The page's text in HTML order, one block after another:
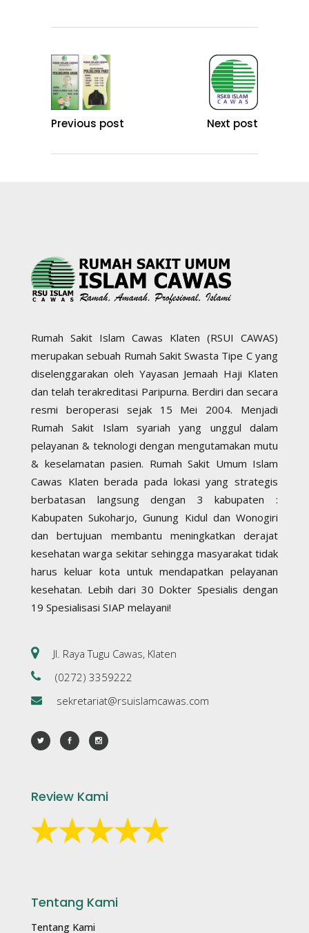
Previous post Next post
Rumah Sakit Islam Cawas Klaten (RSUI CAWAS)
merupakan sebuah Rumah Sakit Swasta Tipe C yang
diselenggarakan oleh Yayasan Jemaah Haji Klaten
dan telah terakreditasi Paripurna. Berdiri dan secara
resmi beroperasi sejak 15 Mei 2004. Menjadi
Rumah Sakit Islam syariah yang unggul dalam
pelayanan & teknologi dengan mengutamakan mutu
& keselamatan pasien. Rumah Sakit Umum Islam
Cawas Klaten berada pada lokasi yang strategis
berbatasan langsung dengan 3 kabupaten :
Kabupaten Sukoharjo, Gunung Kidul dan Wonogiri
dan bertujuan membantu meningkatkan derajat
kesehatan warga sekitar sehingga masyarakat tidak
harus keluar kota untuk mendapatkan pelayanan
kesehatan. Lebih dari 30 Dokter Spesialis dengan
19 Spesialisasi SIAP melayani!
Jl. Raya Tugu Cawas, Klaten
(0272) 3359222
sekretariat@rsuislamcawas.com
Review Kami
Tentang Kami
Tentang Kami